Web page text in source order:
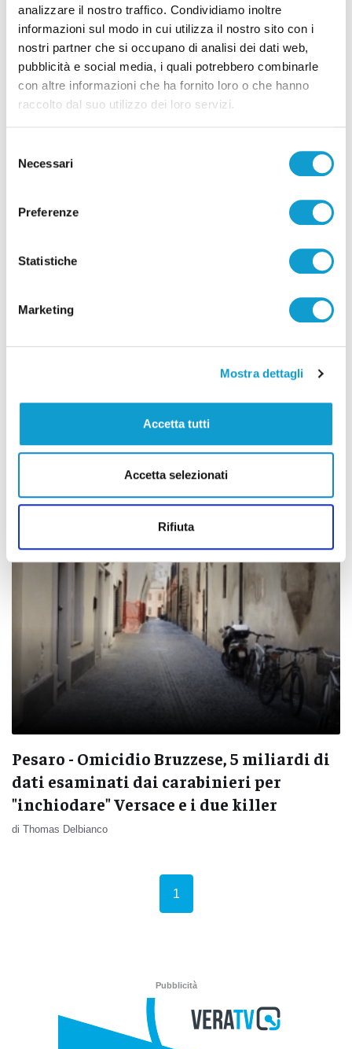
analizzare il nostro traffico. Condividiamo inoltre
informazioni sul modo in cui utilizza il nostro sito con i
nostri partner che si occupano di analisi dei dati web,
pubblicità e social media, i quali potrebbero combinarle
con altre informazioni che ha fornito loro o che hanno
raccolto dal suo utilizzo dei loro servizi.
delNecessari
Preferenze
Statistiche
Marketing
Mostra dettagli
Accetta tutti
Accetta selezionati
Rifiuta
Pesaro - spunta un memoriale di
Girolamo Biagio Bruzzese risalente a tre
giorni dopo l’omicidio del fratello
Marcello
Pesaro - Omicidio Bruzzese, un pentito in
fatta una bella figura"
Pesaro - Omicidio Bruzzese, 5 miliardi di
dati esaminati dai carabinieri per
"inchiodare" Versace e i due killer
di Thomas Delbianco
1
Pubblicità